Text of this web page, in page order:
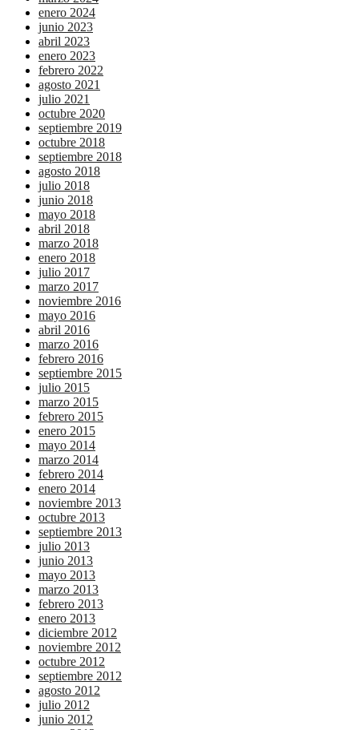
enero 2024
junio 2023
abril 2023
enero 2023
febrero 2022
agosto 2021
julio 2021
octubre 2020
septiembre 2019
octubre 2018
septiembre 2018
agosto 2018
julio 2018
junio 2018
mayo 2018
abril 2018
marzo 2018
enero 2018
julio 2017
marzo 2017
noviembre 2016
mayo 2016
abril 2016
marzo 2016
febrero 2016
septiembre 2015
julio 2015
marzo 2015
febrero 2015
enero 2015
mayo 2014
marzo 2014
febrero 2014
enero 2014
noviembre 2013
octubre 2013
septiembre 2013
julio 2013
junio 2013
mayo 2013
marzo 2013
febrero 2013
enero 2013
diciembre 2012
noviembre 2012
octubre 2012
septiembre 2012
agosto 2012
julio 2012
junio 2012